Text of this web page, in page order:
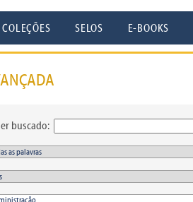
COLEÇÕES SELOS E-BOOKS
buscado: